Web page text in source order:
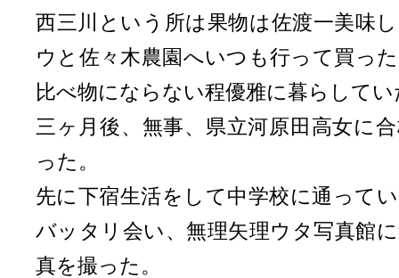
西三川という所は果物は佐渡一美味
ウと佐々木農園へいつも行って買っ
比べ物にならない程優雅に暮らしてい
三ヶ月後、無事、県立河原田高女に
った。
先に下宿生活をして中学校に通って
バッタリ会い、無理矢理ウタ写真館
真を撮った。